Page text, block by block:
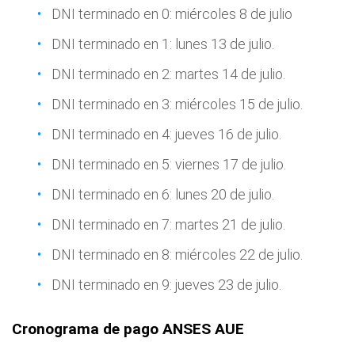
DNI terminado en 0: miércoles 8 de julio
DNI terminado en 1: lunes 13 de julio.
DNI terminado en 2: martes 14 de julio.
DNI terminado en 3: miércoles 15 de julio.
DNI terminado en 4: jueves 16 de julio.
DNI terminado en 5: viernes 17 de julio.
DNI terminado en 6: lunes 20 de julio.
DNI terminado en 7: martes 21 de julio.
DNI terminado en 8: miércoles 22 de julio.
DNI terminado en 9: jueves 23 de julio.
Cronograma de pago ANSES AUE